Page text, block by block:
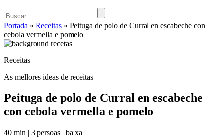
Portada » Receitas » Peituga de polo de Curral en escabeche con
cebola vermella e pomelo
Receitas
As mellores ideas de receitas
Peituga de polo de Curral en escabeche
con cebola vermella e pomelo
40 min | 3 persoas | baixa